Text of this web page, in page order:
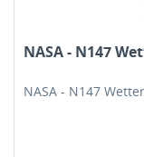
NASA - N147
NASA - N147